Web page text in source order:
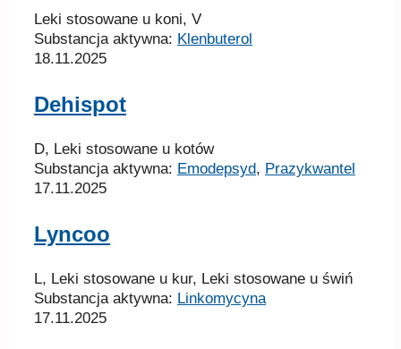
Leki stosowane u koni, V
Substancja aktywna: Klenbuterol
18.11.2025
Dehispot
D, Leki stosowane u kotów
Substancja aktywna: Emodepsyd, Prazykwantel
17.11.2025
Lyncoo
L, Leki stosowane u kur, Leki stosowane u świń
Substancja aktywna: Linkomycyna
17.11.2025